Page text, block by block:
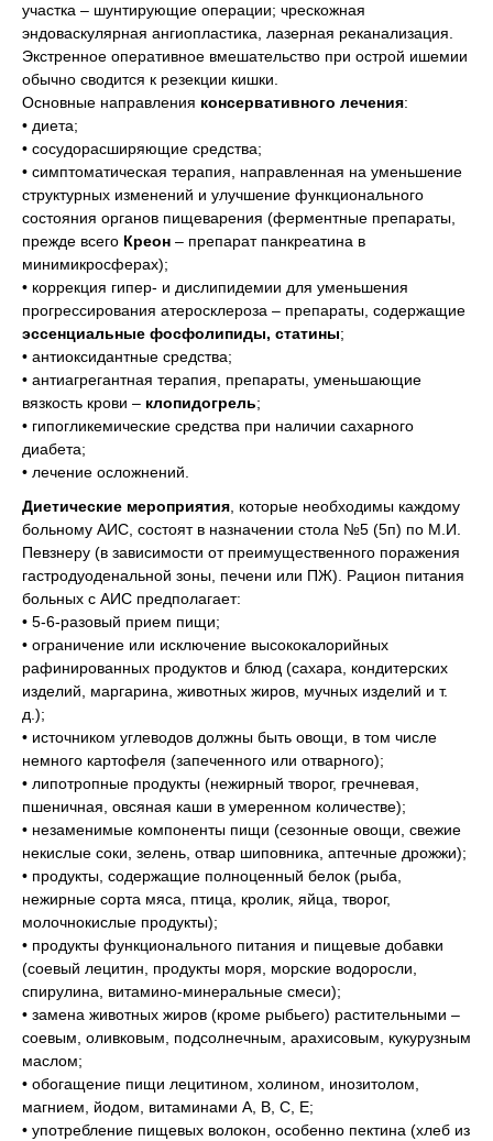
участка – шунтирующие операции; чрескожная
эндоваскулярная ангиопластика, лазерная реканализация.
Экстренное оперативное вмешательство при острой ишемии
обычно сводится к резекции кишки.
Основные направления консервативного лечения:
• диета;
• сосудорасширяющие средства;
• симптоматическая терапия, направленная на уменьшение
структурных изменений и улучшение функционального
состояния органов пищеварения (ферментные препараты,
прежде всего Креон – препарат панкреатина в
минимикросферах);
• коррекция гипер- и дислипидемии для уменьшения
прогрессирования атеросклероза – препараты, содержащие
эссенциальные фосфолипиды, статины;
• антиоксидантные средства;
• антиагрегантная терапия, препараты, уменьшающие
вязкость крови – клопидогрель;
• гипогликемические средства при наличии сахарного
диабета;
• лечение осложнений.
Диетические мероприятия , которые необходимы каждому
больному АИС, состоят в назначении стола №5 (5п) по М.И.
Певзнеру (в зависимости от преимущественного поражения
гастродуоденальной зоны, печени или ПЖ). Рацион питания
больных с АИС предполагает:
• 5-6-разовый прием пищи;
• ограничение или исключение высококалорийных
рафинированных продуктов и блюд (сахара, кондитерских
изделий, маргарина, животных жиров, мучных изделий и т.
д.);
• источником углеводов должны быть овощи, в том числе
немного картофеля (запеченного или отварного);
• липотропные продукты (нежирный творог, гречневая,
пшеничная, овсяная каши в умеренном количестве);
• незаменимые компоненты пищи (сезонные овощи, свежие
некислые соки, зелень, отвар шиповника, аптечные дрожжи);
• продукты, содержащие полноценный белок (рыба,
нежирные сорта мяса, птица, кролик, яйца, творог,
молочнокислые продукты);
• продукты функционального питания и пищевые добавки
(соевый лецитин, продукты моря, морские водоросли,
спирулина, витамино-минеральные смеси);
• замена животных жиров (кроме рыбьего) растительными –
соевым, оливковым, подсолнечным, арахисовым, кукурузным
маслом;
• обогащение пищи лецитином, холином, инозитолом,
магнием, йодом, витаминами А, В, С, Е;
• употребление пищевых волокон, особенно пектина (хлеб из